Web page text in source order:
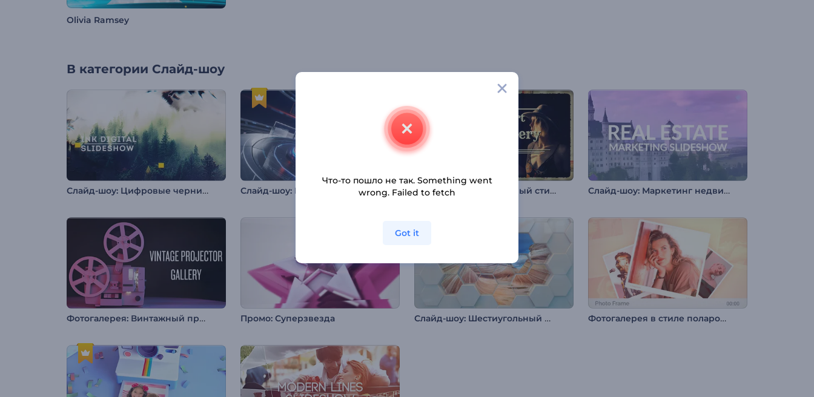
Olivia Ramsey
В категории Слайд-шоу
Слайд-шоу: Цифровые чернила Слайд-шоу: Прорывные технологии Фотогалерея: Винтажный стиль Слайд-шоу: Маркетинг недвижимости
Фотогалерея: Винтажный проектор Промо: Суперзвезда Слайд-шоу: Шестиугольный пазл Фотогалерея в стиле полароид
Что-то пошло не так. Something went
wrong. Failed to fetch
Got it